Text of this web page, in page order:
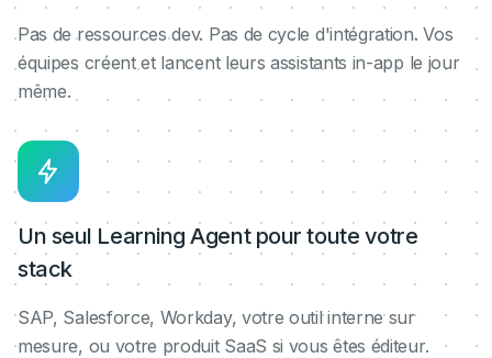
Pas de ressources dev. Pas de cycle d'intégration. Vos
équipes créent et lancent leurs assistants in-app le jour
même.
Un seul Learning Agent pour toute votre
stack
SAP, Salesforce, Workday, votre outil interne sur
mesure, ou votre produit SaaS si vous êtes éditeur.